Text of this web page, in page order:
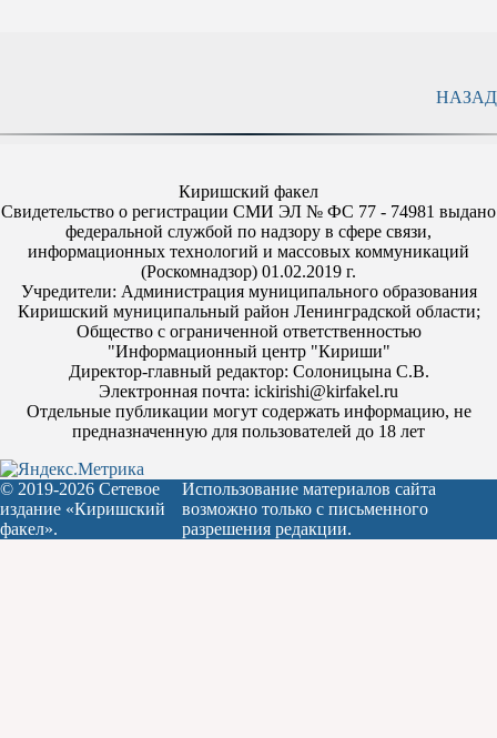
НАЗАД
Киришский факел
Свидетельство о регистрации СМИ ЭЛ № ФС 77 - 74981 выдано
федеральной службой по надзору в сфере связи,
информационных технологий и массовых коммуникаций
(Роскомнадзор) 01.02.2019 г.
Учредители: Администрация муниципального образования
Киришский муниципальный район Ленинградской области;
Общество с ограниченной ответственностью
"Информационный центр "Кириши"
Директор-главный редактор: Солоницына С.В.
Электронная почта: ickirishi@kirfakel.ru
Отдельные публикации могут содержать информацию, не
предназначенную для пользователей до 18 лет
© 2019-2026 Сетевое
издание «Киришский
факел».
Использование материалов сайта
возможно только с письменного
разрешения редакции.